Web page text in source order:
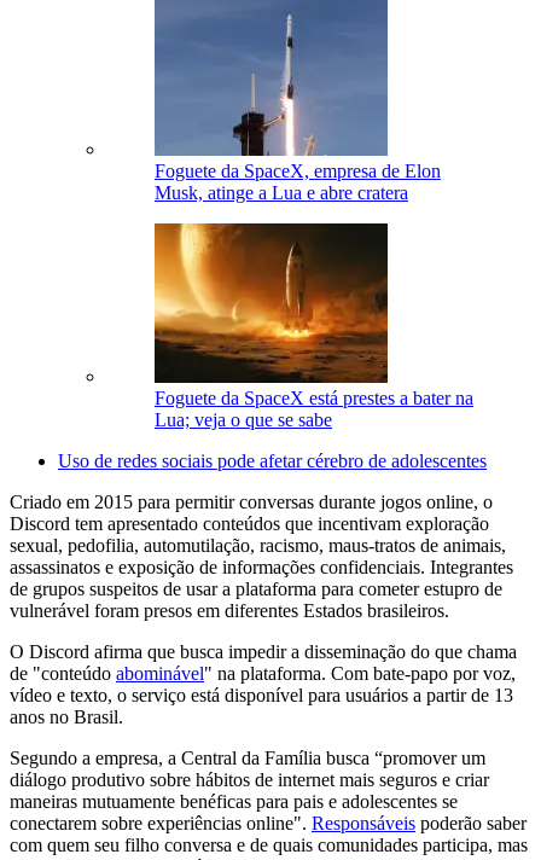
Foguete da SpaceX, empresa de Elon
Musk, atinge a Lua e abre cratera
Foguete da SpaceX está prestes a bater na
Lua; veja o que se sabe
Uso de redes sociais pode afetar cérebro de adolescentes
Criado em 2015 para permitir conversas durante jogos online, o
Discord tem apresentado conteúdos que incentivam exploração
sexual, pedofilia, automutilação, racismo, maus-tratos de animais,
assassinatos e exposição de informações confidenciais. Integrantes
de grupos suspeitos de usar a plataforma para cometer estupro de
vulnerável foram presos em diferentes Estados brasileiros.
O Discord afirma que busca impedir a disseminação do que chama
de "conteúdo abominável" na plataforma. Com bate-papo por voz,
vídeo e texto, o serviço está disponível para usuários a partir de 13
anos no Brasil.
Segundo a empresa, a Central da Família busca “promover um
diálogo produtivo sobre hábitos de internet mais seguros e criar
maneiras mutuamente benéficas para pais e adolescentes se
conectarem sobre experiências online". Responsáveis poderão saber
com quem seu filho conversa e de quais comunidades participa, mas